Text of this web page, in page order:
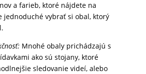
a farieb, ktoré nájdete na
jednoduché vybrať si obal, ktorý
Mnohé obaly prichádzajú s
ako sú stojany, ktoré
sledovanie videí, alebo